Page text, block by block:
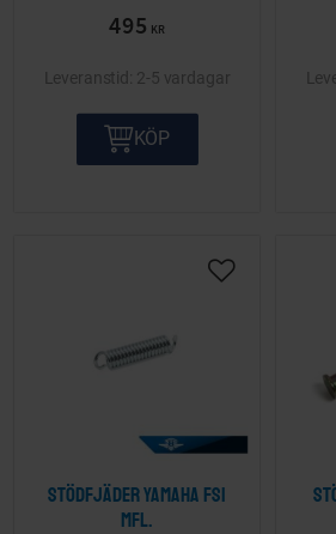
495 KR
2-5 vardagar
KÖP
Stödfjäder Yamaha FS1
mfl.
Lägg till i